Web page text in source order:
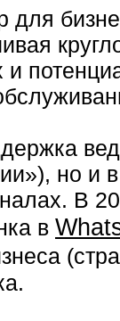
для
но и
В
в